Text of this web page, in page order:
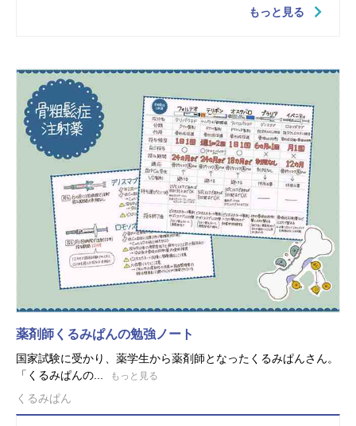
もっと見る
薬剤師くるみぱんの勉強ノート
国家試験に受かり、薬学生から薬剤師となったくるみぱんさん。
「くるみぱんの...
もっと見る
くるみぱん